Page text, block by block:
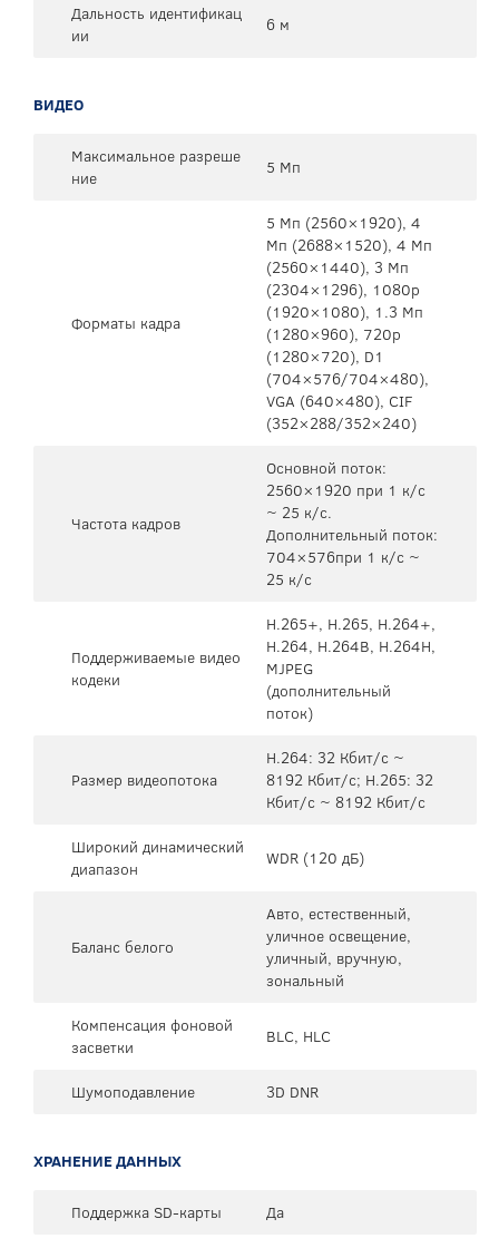
Дальность идентификац
ии
6 м
ВИДЕО
Максимальное разреше
ние
5 Мп
Форматы кадра
5 Мп (2560×1920), 4
Мп (2688×1520), 4 Мп
(2560×1440), 3 Мп
(2304×1296), 1080р
(1920×1080), 1.3 Мп
(1280×960), 720p
(1280×720), D1
(704×576/704×480),
VGA (640×480), CIF
(352×288/352×240)
Частота кадров
Основной поток:
2560×1920 при 1 к/с
~ 25 к/с.
Дополнительный поток:
704×576при 1 к/с ~
25 к/с
Поддерживаемые видео
кодеки
H.265+, H.265, H.264+,
H.264, H.264B, H.264H,
MJPEG
(дополнительный
поток)
Размер видеопотока
H.264: 32 Кбит/с ~
8192 Кбит/с; H.265: 32
Кбит/с ~ 8192 Кбит/с
Широкий динамический
диапазон
WDR (120 дБ)
Баланс белого
Авто, естественный,
уличное освещение,
уличный, вручную,
зональный
Компенсация фоновой
засветки
BLC, HLC
Шумоподавление 3D DNR
ХРАНЕНИЕ ДАННЫХ
Поддержка SD-карты
Да